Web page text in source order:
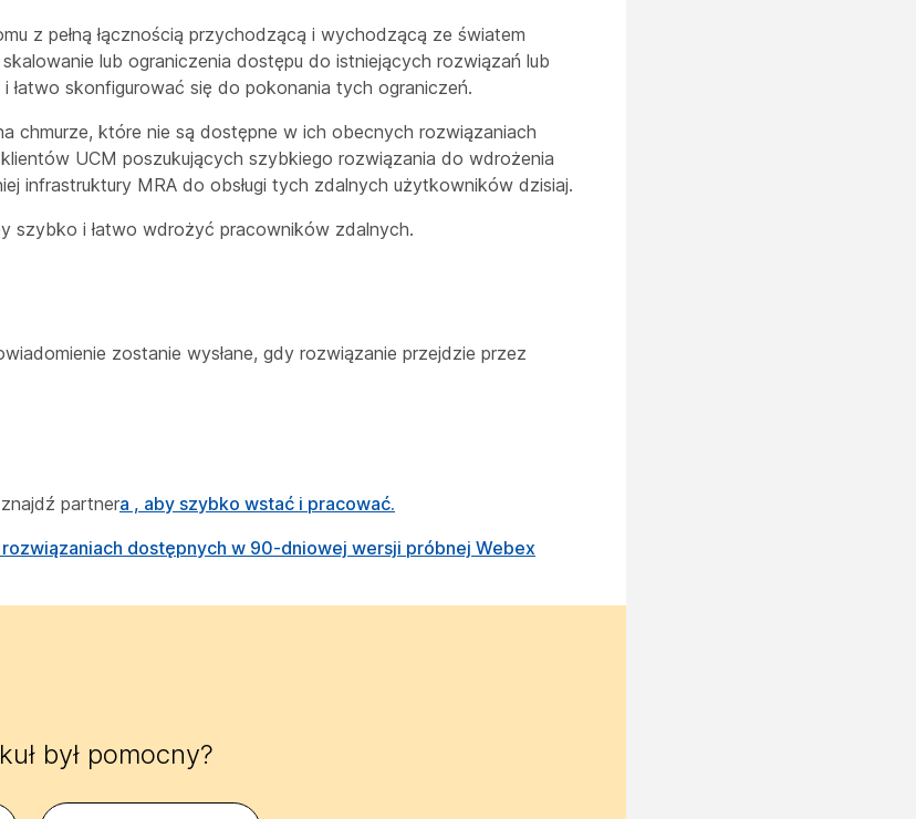
z pełną łącznością przychodzącą i wychodzącą ze światem
lub ograniczenia dostępu do istniejących rozwiązań lub
łatwo skonfigurować się do pokonania tych ograniczeń.
chmurze, które nie są dostępne w ich obecnych rozwiązaniach
UCM poszukujących szybkiego rozwiązania do wdrożenia
infrastruktury MRA do obsługi tych zdalnych użytkowników dzisiaj.
szybko i łatwo wdrożyć pracowników zdalnych.
zostanie wysłane, gdy rozwiązanie przejdzie przez
znajdź partnera , aby szybko wstać i pracować.
dostępnych w 90-dniowej wersji próbnej Webex
był pomocny?